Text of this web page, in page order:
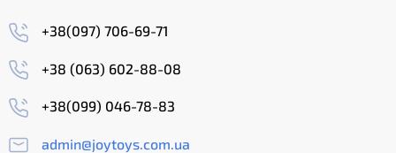
+38(097) 706-69-71
+38 (063) 602-88-08
+38(099) 046-78-83
admin@joytoys.com.ua